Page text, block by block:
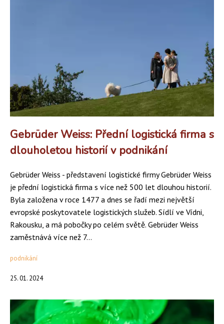
Gebrüder Weiss: Přední logistická firma s
dlouholetou historií v podnikání
Gebrüder Weiss - představení logistické firmy Gebrüder Weiss
je přední logistická firma s více než 500 let dlouhou historií.
Byla založena v roce 1477 a dnes se řadí mezi největší
evropské poskytovatele logistických služeb. Sídlí ve Vídni,
Rakousku, a má pobočky po celém světě. Gebrüder Weiss
zaměstnává více než 7...
podnikání
25. 01. 2024